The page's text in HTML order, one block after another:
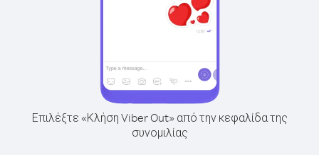
Επιλέξτε «Κλήση Viber Out» από την κεφαλίδα της
συνομιλίας